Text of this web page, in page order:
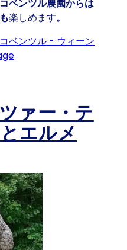
コベンツル農園からは
楽しめます。
ベンツル - ウィーン
ァー・テ
エルメ